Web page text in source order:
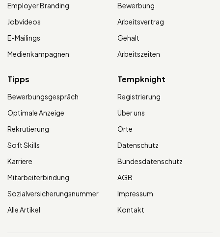
Employer Branding
Jobvideos
E-Mailings
Medienkampagnen
Bewerbung
Arbeitsvertrag
Gehalt
Arbeitszeiten
Tipps
Bewerbungsgespräch
Optimale Anzeige
Rekrutierung
Soft Skills
Karriere
Mitarbeiterbindung
Sozialversicherungsnummer
Alle Artikel
Tempknight
Registrierung
Über uns
Orte
Datenschutz
Bundesdatenschutz
AGB
Impressum
Kontakt